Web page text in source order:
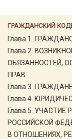
ГРАЖДАНСКИЙ
Глава 1.
Глава 2.
ОБЯЗАННОСТЕЙ,
ПРАВ
Глава 3.
Глава 4.
Глава 5.
РОССИЙСКОЙ
В ОТНОШЕНИЯХ,